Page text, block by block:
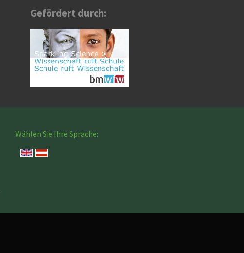
Gefördert durch:
Wählen Sie Ihre Sprache: